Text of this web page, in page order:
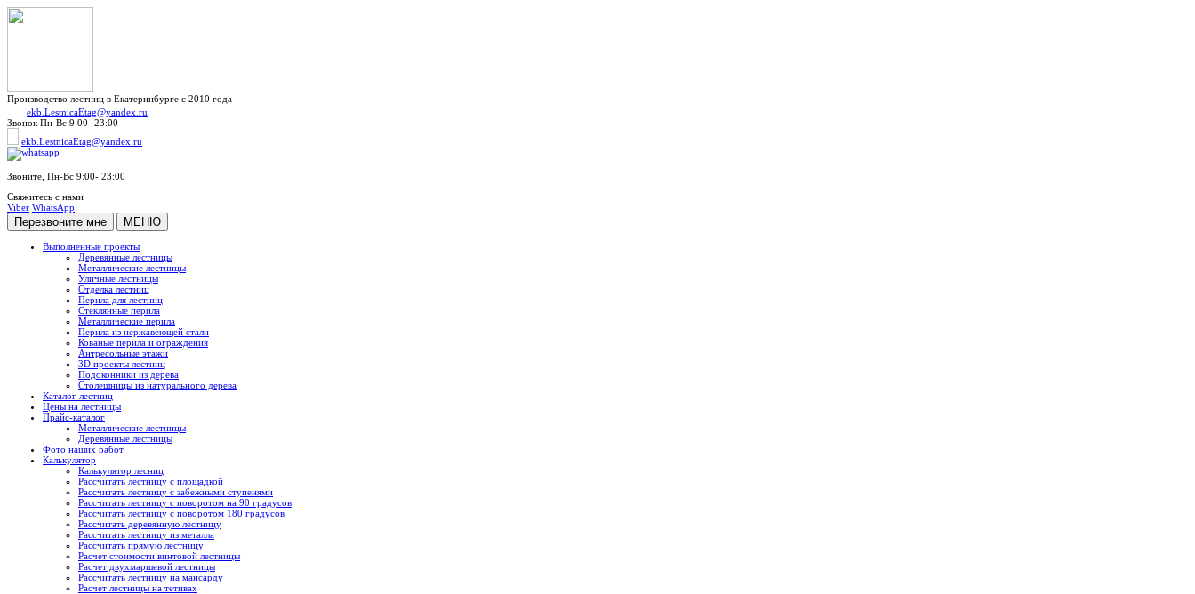
Производство лестниц в Екатеринбурге с 2010 года
ekb.LestnicaEtag@yandex.ru
Звонок Пн-Вс 9:00- 23:00
ekb.LestnicaEtag@yandex.ru
Звоните, Пн-Вс 9:00- 23:00
Свяжитесь с нами
Viber WhatsApp
Перезвоните мне МЕНЮ
Выполненные проекты
Деревянные лестницы
Металлические лестницы
Уличные лестницы
Отделка лестниц
Перила для лестниц
Стеклянные перила
Металлические перила
Перила из нержавеющей стали
Кованые перила и ограждения
Антресольные этажи
3D проекты лестниц
Подоконники из дерева
Столешницы из натурального дерева
Каталог лестниц
Цены на лестницы
Прайс-каталог
Металлические лестницы
Деревянные лестницы
Фото наших работ
Калькулятор
Калькулятор лесниц
Рассчитать лестницу с площадкой
Рассчитать лестницу с забежными ступенями
Рассчитать лестницу с поворотом на 90 градусов
Рассчитать лестницу с поворотом 180 градусов
Рассчитать деревянную лестницу
Рассчитать лестницу из металла
Рассчитать прямую лестницу
Расчет стоимости винтовой лестницы
Расчет двухмаршевой лестницы
Рассчитать лестницу на мансарду
Расчет лестницы на тетивах